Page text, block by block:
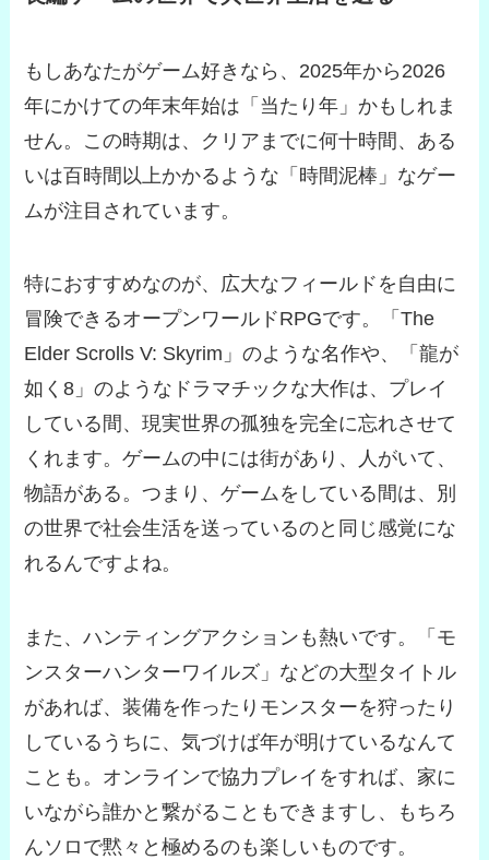
もしあなたがゲーム好きなら、2025年から2026
年にかけての年末年始は「当たり年」かもしれま
せん。この時期は、クリアまでに何十時間、ある
いは百時間以上かかるような「時間泥棒」なゲー
ムが注目されています。
特におすすめなのが、広大なフィールドを自由に
冒険できるオープンワールドRPGです。「The
Elder Scrolls V: Skyrim」のような名作や、「龍が
如く8」のようなドラマチックな大作は、プレイ
している間、現実世界の孤独を完全に忘れさせて
くれます。ゲームの中には街があり、人がいて、
物語がある。つまり、ゲームをしている間は、別
の世界で社会生活を送っているのと同じ感覚にな
れるんですよね。
また、ハンティングアクションも熱いです。「モ
ンスターハンターワイルズ」などの大型タイトル
があれば、装備を作ったりモンスターを狩ったり
しているうちに、気づけば年が明けているなんて
ことも。オンラインで協力プレイをすれば、家に
いながら誰かと繋がることもできますし、もちろ
んソロで黙々と極めるのも楽しいものです。